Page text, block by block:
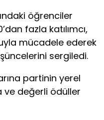
öğrenciler
fazla katılımcı,
mücadele ederek
sergiledi.
partinin yerel
ve değerli ödüller